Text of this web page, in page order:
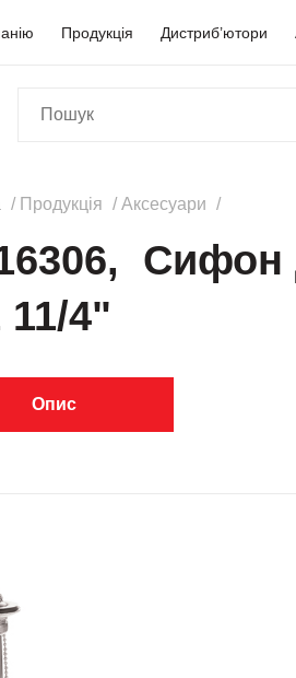
Продукція Дистриб’ютори
Продукція Аксесуари
Сифон
11/4"
Опис